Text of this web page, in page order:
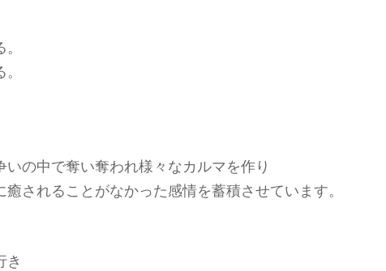
の中で奪い奪われ様々なカルマを作り
されることがなかった感情を蓄積させています。
き